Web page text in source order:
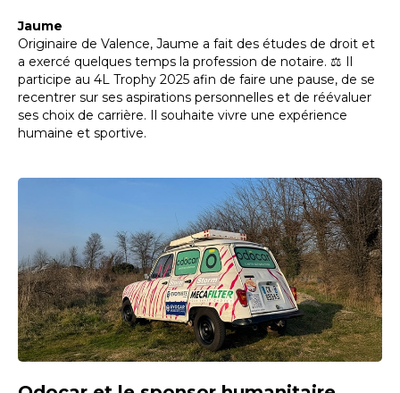
Jaume
Originaire de Valence, Jaume a fait des études de droit et
a exercé quelques temps la profession de notaire. ⚖️ Il
participe au 4L Trophy 2025 afin de faire une pause, de se
recentrer sur ses aspirations personnelles et de réévaluer
ses choix de carrière. Il souhaite vivre une expérience
humaine et sportive.